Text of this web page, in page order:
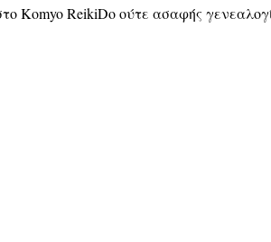
Komyo ReikiDo ούτε ασαφής